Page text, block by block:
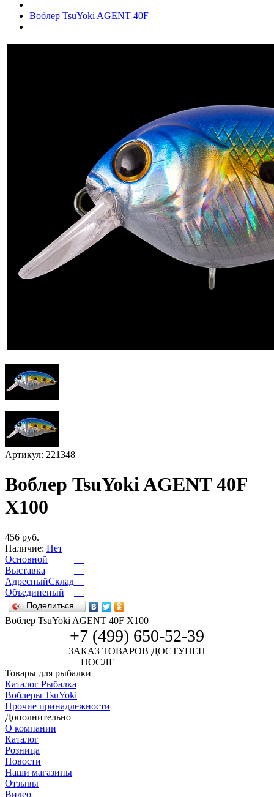
Воблер TsuYoki AGENT 40F
Артикул: 221348
Воблер TsuYoki AGENT 40F
X100
456 руб.
Наличие: Нет
Основной
Выставка
АдресныйСклад
Объединеный
Поделиться...
Воблер TsuYoki AGENT 40F X100
+7 (499) 650-52-39
ЗАКАЗ ТОВАРОВ ДОСТУПЕН
ПОСЛЕ
Товары для рыбалки
Каталог Рыбалка
Воблеры TsuYoki
Прочие принадлежности
Дополнительно
О компании
Каталог
Розница
Новости
Наши магазины
Отзывы
Видео